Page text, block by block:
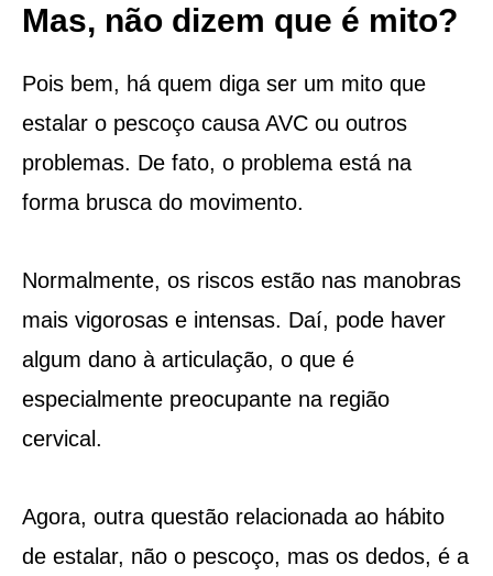
Mas, não dizem que é mito?
Pois bem, há quem diga ser um mito que
estalar o pescoço causa AVC ou outros
problemas. De fato, o problema está na
forma brusca do movimento.
Normalmente, os riscos estão nas manobras
mais vigorosas e intensas. Daí, pode haver
algum dano à articulação, o que é
especialmente preocupante na região
cervical.
Agora, outra questão relacionada ao hábito
de estalar, não o pescoço, mas os dedos, é a